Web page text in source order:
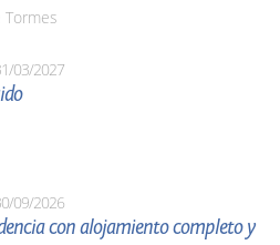
Tormes
03/2027
09/2026
con alojamiento completo y